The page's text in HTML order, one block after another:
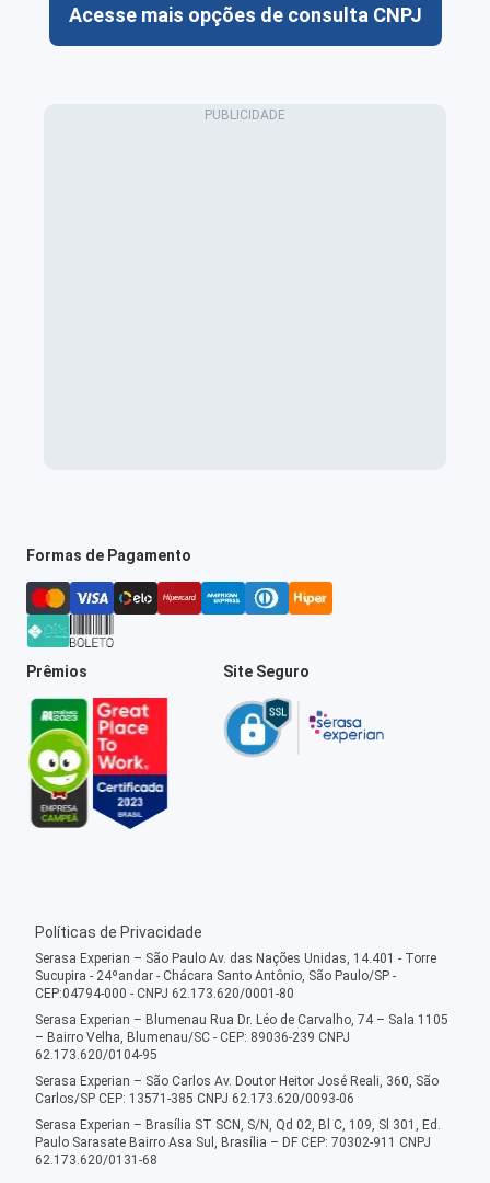
Acesse mais opções de consulta CNPJ
Formas de Pagamento
Prêmios Site Seguro
Políticas de Privacidade
Serasa Experian – São Paulo Av. das Nações Unidas, 14.401 - Torre
Sucupira - 24ºandar - Chácara Santo Antônio, São Paulo/SP -
CEP:04794-000 - CNPJ 62.173.620/0001-80
Serasa Experian – Blumenau Rua Dr. Léo de Carvalho, 74 – Sala 1105
– Bairro Velha, Blumenau/SC - CEP: 89036-239 CNPJ
62.173.620/0104-95
Serasa Experian – São Carlos Av. Doutor Heitor José Reali, 360, São
Carlos/SP CEP: 13571-385 CNPJ 62.173.620/0093-06
Serasa Experian – Brasília ST SCN, S/N, Qd 02, Bl C, 109, Sl 301, Ed.
Paulo Sarasate Bairro Asa Sul, Brasília – DF CEP: 70302-911 CNPJ
62.173.620/0131-68